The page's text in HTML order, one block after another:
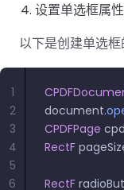
设置单选框属性
以下是创建单选框
document.
CPDFPage
RectF
RectF
1
2
3
4
5
6